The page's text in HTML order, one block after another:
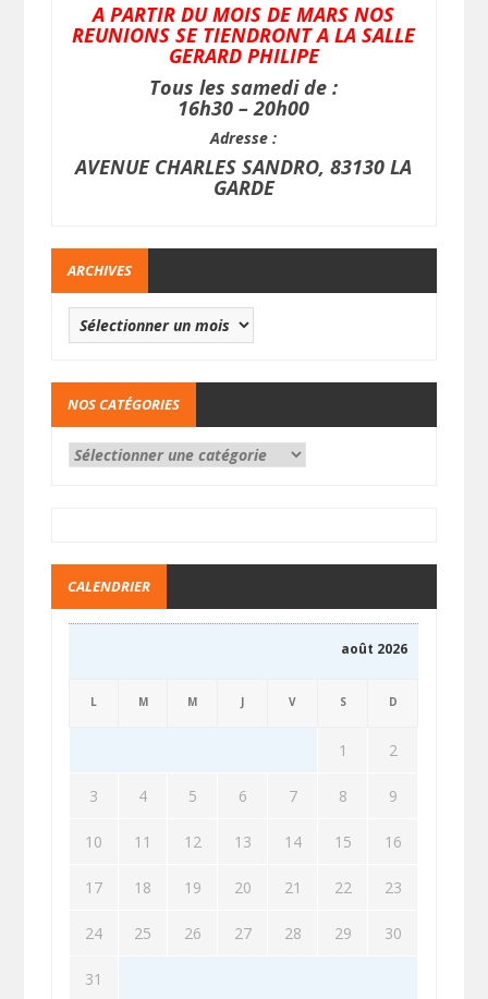
A PARTIR DU MOIS DE MARS NOS
REUNIONS SE TIENDRONT A LA SALLE
GERARD PHILIPE
Tous les samedi de :
16h30 – 20h00
Adresse :
AVENUE CHARLES SANDRO, 83130 LA
GARDE
ARCHIVES
NOS CATÉGORIES
CALENDRIER
août 2026
L M M J V S D
1 2
3 4 5 6 7 8 9
10 11 12 13 14 15 16
17 18 19 20 21 22 23
24 25 26 27 28 29 30
31